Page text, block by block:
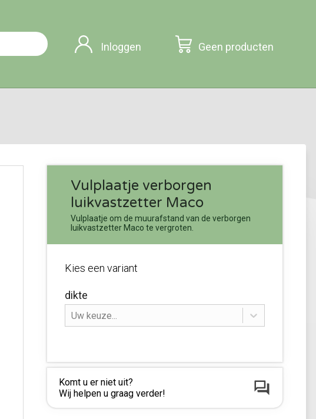
Inloggen Geen producten
Vulplaatje verborgen
luikvastzetter Maco
Vulplaatje om de muurafstand van de verborgen
luikvastzetter Maco te vergroten.
Kies een variant
dikte
Uw keuze...
Komt u er niet uit?
Wij helpen u graag verder!